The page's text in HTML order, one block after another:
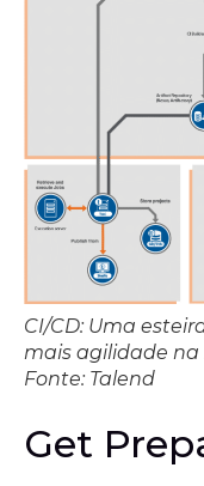
CI/CD: Uma
mais agilidade na
Fonte: Talend
Get